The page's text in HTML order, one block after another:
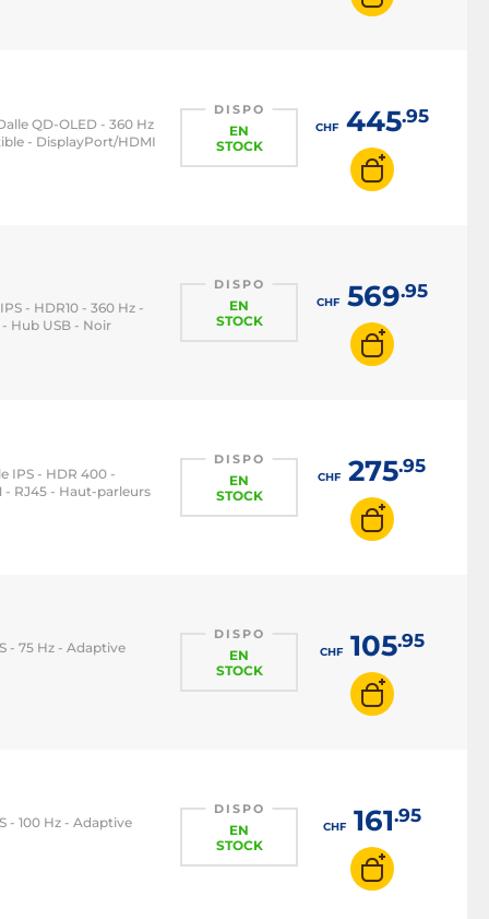
QD-OLED - 360 Hz
- DisplayPort/HDMI
DISPO
EN
STOCK
CHF445.95
- HDR10 - 360 Hz -
Hub USB - Noir
DISPO
EN
STOCK
CHF569.95
IPS - HDR 400 -
- RJ45 - Haut-parleurs
DISPO
EN
STOCK
CHF275.95
- 75 Hz - Adaptive
DISPO
EN
STOCK
CHF105.95
- 100 Hz - Adaptive
DISPO
EN
STOCK
CHF161.95